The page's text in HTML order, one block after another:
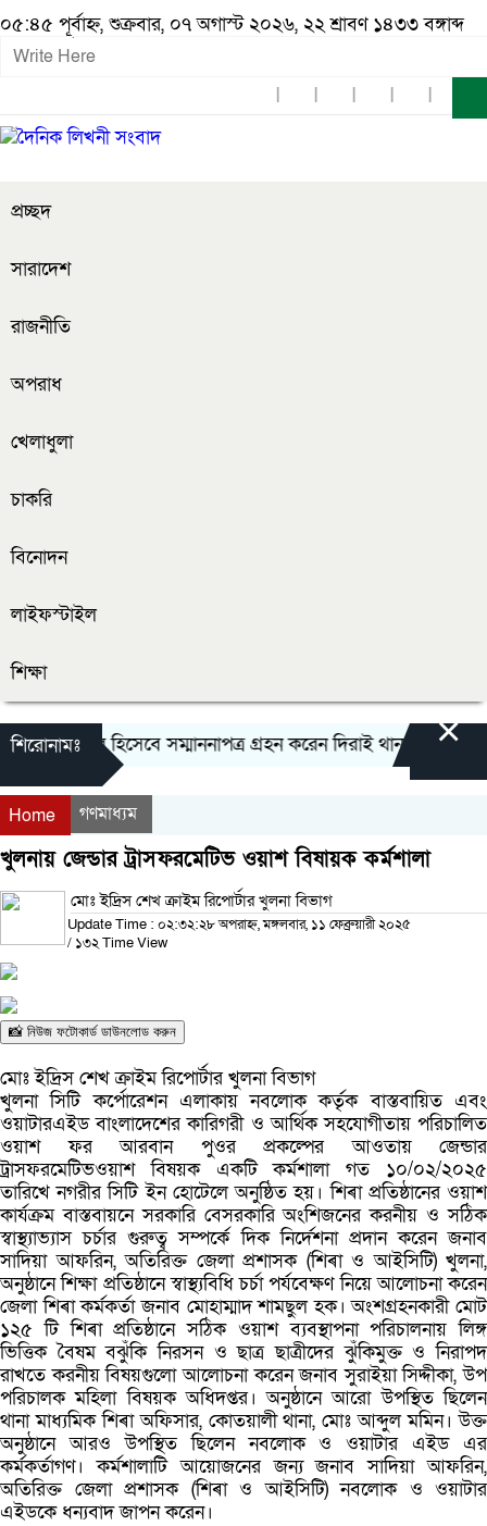
০৫:৪৫ পূর্বাহ্ন, শুক্রবার, ০৭ অগাস্ট ২০২৬, ২২ শ্রাবণ ১৪৩৩ বঙ্গাব্দ
প্রচ্ছদ
সারাদেশ
রাজনীতি
অপরাধ
খেলাধুলা
চাকরি
বিনোদন
লাইফস্টাইল
শিক্ষা
শিরোনামঃঅফিসার হিসেবে সম্মাননাপত্র গ্রহন করেন দিরাই থানার ওসি
×
Home গণমাধ্যম
খুলনায় জেন্ডার ট্রাসফরমেটিভ ওয়াশ বিষায়ক কর্মশালা
মোঃ ইদ্রিস শেখ ক্রাইম রিপোর্টার খুলনা বিভাগ
Update Time : ০২:৩২:২৮ অপরাহ্ন, মঙ্গলবার, ১১ ফেব্রুয়ারী ২০২৫
/ ১৩২ Time View
📸 নিউজ ফটোকার্ড ডাউনলোড করুন
মোঃ ইদ্রিস শেখ ক্রাইম রিপোর্টার খুলনা বিভাগ
খুলনা সিটি কর্পোরেশন এলাকায় নবলোক কর্তৃক বাস্তবায়িত এবং
ওয়াটারএইড বাংলাদেশের কারিগরী ও আর্থিক সহযোগীতায় পরিচালিত
ওয়াশ ফর আরবান পুওর প্রকল্পের আওতায় জেন্ডার
ট্রাসফরমেটিভওয়াশ বিষয়ক একটি কর্মশালা গত ১০/০২/২০২৫
তারিখে নগরীর সিটি ইন হোটেলে অনুষ্ঠিত হয়। শিৰা প্রতিষ্ঠানের ওয়াশ
কার্যক্রম বাস্তবায়নে সরকারি বেসরকারি অংশিজনের করনীয় ও সঠিক
স্বাস্থ্যাভ্যাস চর্চার গুরুত্ব সম্পর্কে দিক নির্দেশনা প্রদান করেন জনাব
সাদিয়া আফরিন, অতিরিক্ত জেলা প্রশাসক (শিৰা ও আইসিটি) খুলনা,
অনুষ্ঠানে শিক্ষা প্রতিষ্ঠানে স্বাস্থ্যবিধি চর্চা পর্যবেক্ষণ নিয়ে আলোচনা করেন
জেলা শিৰা কর্মকর্তা জনাব মোহাম্মাদ শামছুল হক। অংশগ্রহনকারী মোট
১২৫ টি শিৰা প্রতিষ্ঠানে সঠিক ওয়াশ ব্যবস্থাপনা পরিচালনায় লিঙ্গ
ভিত্তিক বৈষম বঝুঁকি নিরসন ও ছাত্র ছাত্রীদের ঝুঁকিমুক্ত ও নিরাপদ
রাখতে করনীয় বিষয়গুলো আলোচনা করেন জনাব সুরাইয়া সিদ্দীকা, উপ
পরিচালক মহিলা বিষয়ক অধিদপ্তর। অনুষ্ঠানে আরো উপস্থিত ছিলেন
থানা মাধ্যমিক শিৰা অফিসার, কোতয়ালী থানা, মোঃ আব্দুল মমিন। উক্ত
অনুষ্ঠানে আরও উপস্থিত ছিলেন নবলোক ও ওয়াটার এইড এর
কর্মকর্তাগণ। কর্মশালাটি আয়োজনের জন্য জনাব সাদিয়া আফরিন,
অতিরিক্ত জেলা প্রশাসক (শিৰা ও আইসিটি) নবলোক ও ওয়াটার
এইডকে ধন্যবাদ জাপন করেন।